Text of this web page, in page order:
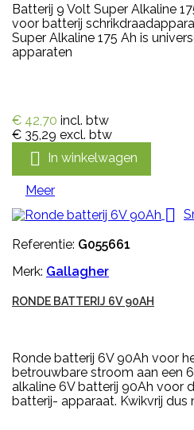
Batterij 9 Volt Super Alkaline
voor batterij
Super Alkaline 175 Ah is
apparaten
€ 42,70 incl. btw
€ 35,29 excl. btw
 In winkelwagen
Meer

Referentie: G055661
Merk: Gallagher
RONDE BATTERIJ 6V 90AH
Ronde batterij 6V 90Ah voor
betrouwbare stroom aan een
alkaline 6V batterij 90Ah voor
batterij- apparaat. Kwikvrij dus